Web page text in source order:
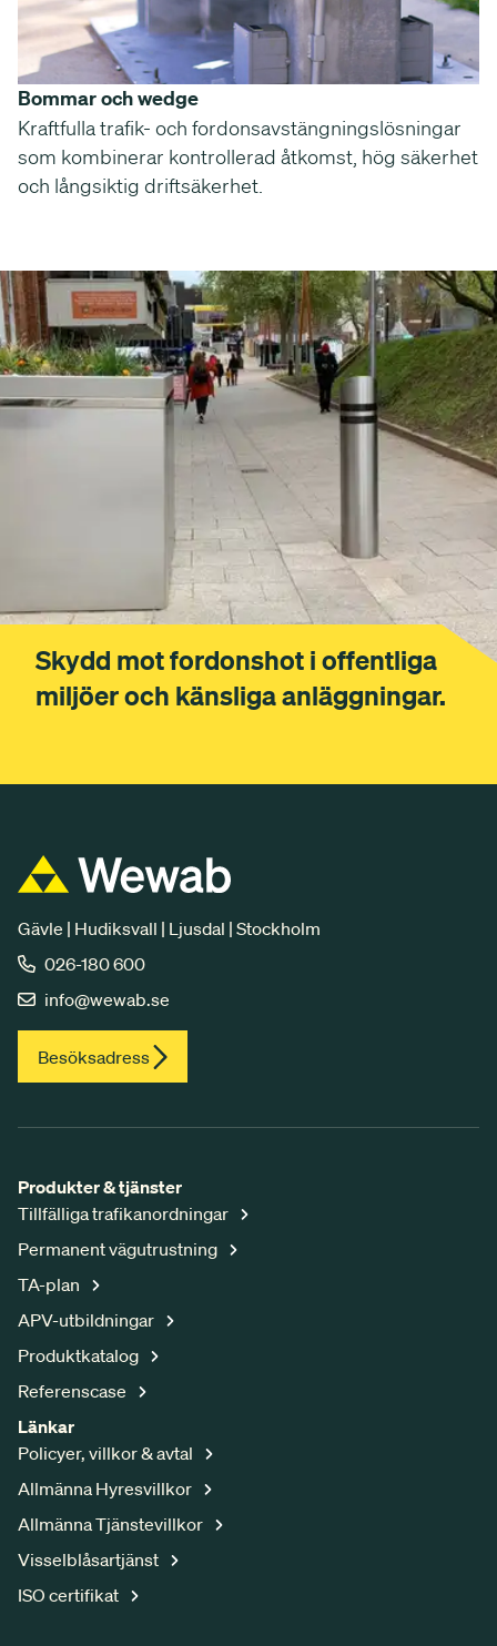
Bommar och wedge
Kraftfulla trafik- och fordonsavstängningslösningar
som kombinerar kontrollerad åtkomst, hög säkerhet
och långsiktig driftsäkerhet.
Skydd mot fordonshot i offentliga
miljöer och känsliga anläggningar.
Gävle | Hudiksvall | Ljusdal | Stockholm
026-180 600
info@wewab.se
Besöksadress
Produkter & tjänster
Tillfälliga trafikanordningar
Permanent vägutrustning
TA-plan
APV-utbildningar
Produktkatalog
Referenscase
Länkar
Policyer, villkor & avtal
Allmänna Hyresvillkor
Allmänna Tjänstevillkor
Visselblåsartjänst
ISO certifikat